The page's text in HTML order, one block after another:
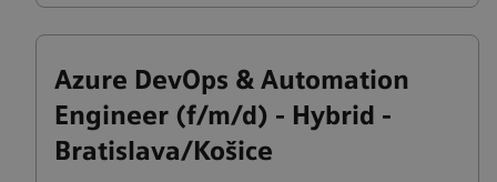
Azure DevOps & Automation
Engineer (f/m/d) - Hybrid -
Bratislava/Košice